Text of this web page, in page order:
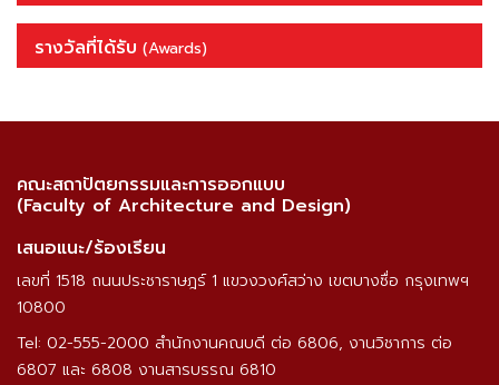
รางวัลที่ได้รับ (Awards)
คณะสถาปัตยกรรมและการออกแบบ
(Faculty of Architecture and Design)
เสนอแนะ/ร้องเรียน
เลขที่ 1518 ถนนประชาราษฎร์ 1 แขวงวงศ์สว่าง เขตบางซื่อ กรุงเทพฯ
10800
Tel: 02-555-2000 สำนักงานคณบดี ต่อ 6806, งานวิชาการ ต่อ
6807 และ 6808 งานสารบรรณ 6810